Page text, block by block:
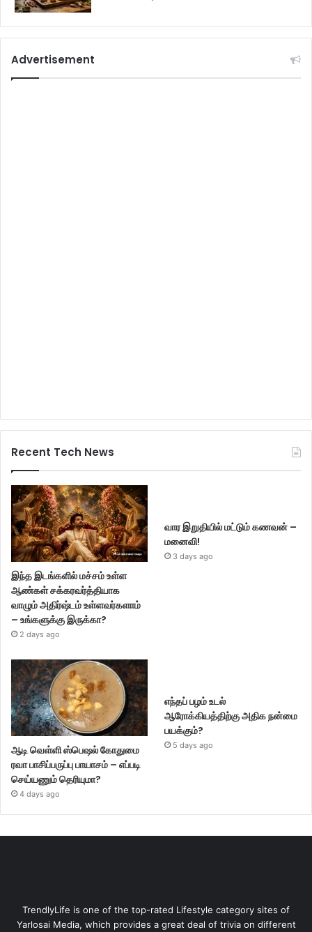
Advertisement
Recent Tech News
இந்த இடங்களில் மச்சம் உள்ள
ஆண்கள் சக்கரவர்த்தியாக
வாழும் அதிர்ஷ்டம் உள்ளவர்களாம்
– உங்களுக்கு இருக்கா?
2 days ago
வார இறுதியில் மட்டும் கணவன் –
மனைவி!
3 days ago
ஆடி வெள்ளி ஸ்பெஷல் கோதுமை
ரவா பாசிப்பருப்பு பாயாசம் – எப்படி
செய்யணும் தெரியுமா?
4 days ago
எந்தப் பழம் உடல்
ஆரோக்கியத்திற்கு அதிக நன்மை
பயக்கும்?
5 days ago
TrendlyLife is one of the top-rated Lifestyle category sites of
Yarlosai Media, which provides a great deal of trivia on different